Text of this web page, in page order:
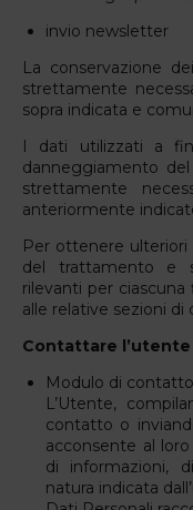
invio newsletter
La conservazione
strettamente
sopra indicata e
I dati utilizzati a
danneggiamento
strettamente
anteriormente
Per ottenere
del trattamento e
rilevanti per
alle relative sezioni
Contattare l’utente
Modulo di
L’Utente,
contatto o
acconsente al
di informazioni,
natura indicata